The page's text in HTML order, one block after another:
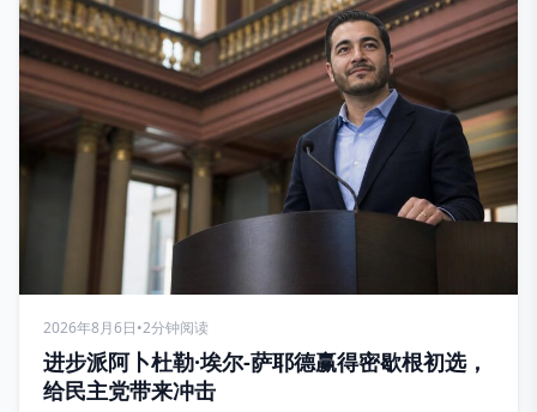
2026年8月6日•2分钟阅读
进步派阿卜杜勒·埃尔-萨耶德赢得密歇根初选，
给民主党带来冲击